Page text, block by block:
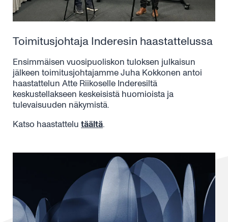
Toimitusjohtaja Inderesin haastattelussa
Ensimmäisen vuosipuoliskon tuloksen julkaisun
jälkeen toimitusjohtajamme Juha Kokkonen antoi
haastattelun Atte Riikoselle Inderesiltä
keskustellakseen keskeisistä huomioista ja
tulevaisuuden näkymistä.
Katso haastattelu täältä.